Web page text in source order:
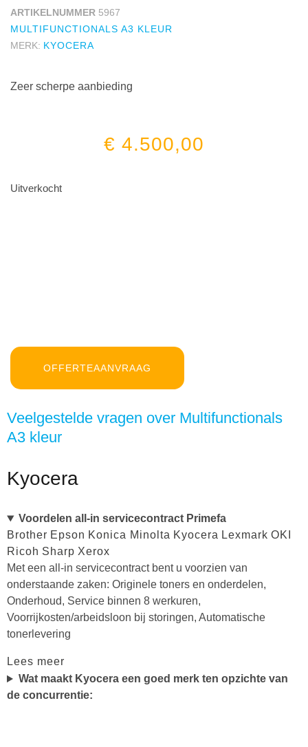
ARTIKELNUMMER 5967
MULTIFUNCTIONALS A3 KLEUR
MERK: KYOCERA
Zeer scherpe aanbieding
€ 4.500,00
Uitverkocht
OFFERTEAANVRAAG
Veelgestelde vragen over Multifunctionals
A3 kleur
Kyocera
Voordelen all-in servicecontract Primefa
Brother Epson Konica Minolta Kyocera Lexmark OKI
Ricoh Sharp Xerox
Met een all-in servicecontract bent u voorzien van
onderstaande zaken: Originele toners en onderdelen,
Onderhoud, Service binnen 8 werkuren,
Voorrijkosten/arbeidsloon bij storingen, Automatische
tonerlevering
Lees meer
Wat maakt Kyocera een goed merk ten opzichte van
de concurrentie: